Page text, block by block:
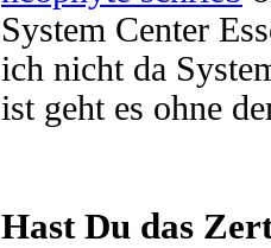
System Center
ich nicht da
ist geht es ohne
Hast Du das